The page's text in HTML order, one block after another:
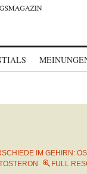
IM GEHIRN:
FULL